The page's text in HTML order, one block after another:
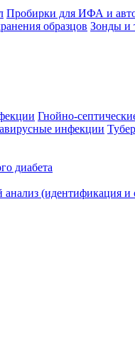
Пробирки для ИФА и
образцов Зонды и
Гнойно-
инфекции
диабета
(идентификация и